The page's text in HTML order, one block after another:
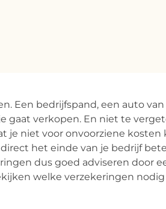
Een bedrijfspand, een auto van
gaat verkopen. En niet te
je niet voor onvoorziene kosten
het einde van je bedrijf
dus goed adviseren door
welke verzekeringen